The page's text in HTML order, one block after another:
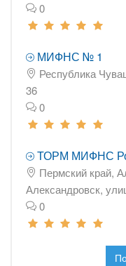
0
МИФНС № 1
Республика
36
0
ТОРМ МИФНС
Пермский край,
Александровск,
0